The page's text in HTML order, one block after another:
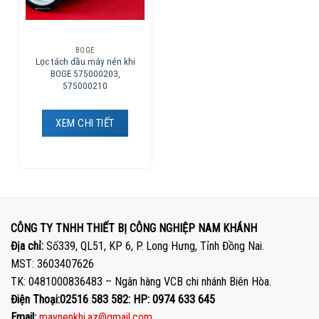
BOGE
Lọc tách dầu máy nén khi
BOGE 575000203,
575000210
XEM CHI TIẾT
CÔNG TY TNHH THIẾT BỊ CÔNG NGHIỆP NAM KHÁNH
Địa chỉ: Số339, QL51, KP 6, P. Long Hưng, Tỉnh Đồng Nai.
MST: 3603407626
TK: 0481000836483 – Ngân hàng VCB chi nhánh Biên Hòa.
Điện Thoại:02516 583 582: HP: 0974 633 645